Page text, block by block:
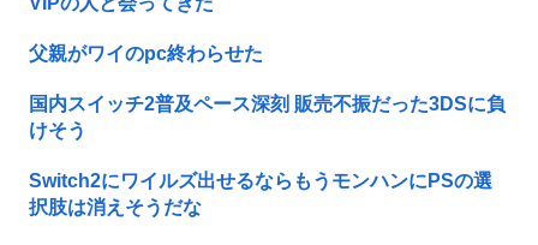
父親がワイのpc終わらせた
国内スイッチ2普及ペース深刻 販売不振だった3DSに負
けそう
Switch2にワイルズ出せるならもうモンハンにPSの選
択肢は消えそうだな